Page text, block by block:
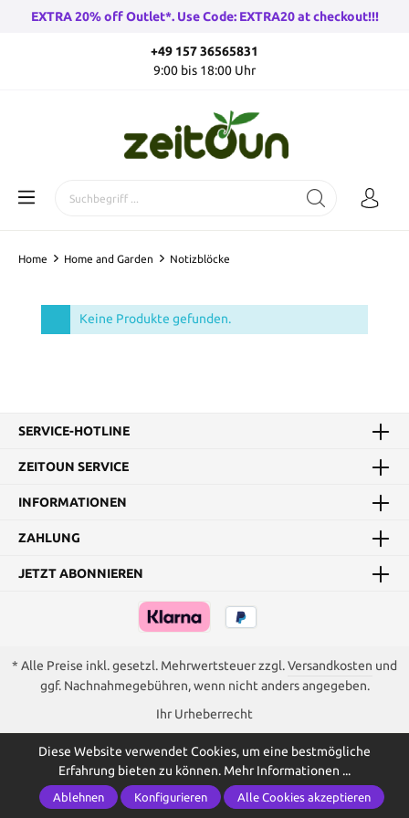
EXTRA 20% off Outlet*. Use Code: EXTRA20 at checkout!!!
+49 157 36565831
9:00 bis 18:00 Uhr
Home Home and Garden Notizblöcke
Keine Produkte gefunden.
SERVICE-HOTLINE
ZEITOUN SERVICE
INFORMATIONEN
ZAHLUNG
JETZT ABONNIEREN
* Alle Preise inkl. gesetzl. Mehrwertsteuer zzgl.Versandkosten und
ggf. Nachnahmegebühren, wenn nicht anders angegeben.
Ihr Urheberrecht
Diese Website verwendet Cookies, um eine bestmögliche
Erfahrung bieten zu können. Mehr Informationen ...
Ablehnen Konfigurieren Alle Cookies akzeptieren